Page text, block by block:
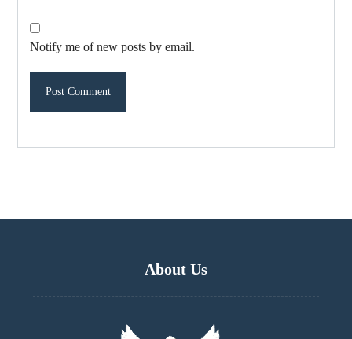
Notify me of new posts by email.
About Us